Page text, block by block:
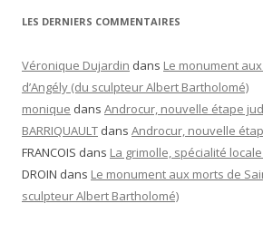
LES DERNIERS COMMENTAIRES
Véronique Dujardin dans Le monument
d’Angély (du sculpteur Albert Bartholomé)
monique dans Androcur, nouvelle étape
BARRIQUAULT dans Androcur, nouvelle
FRANCOIS dans La grimolle, spécialité
DROIN dans Le monument aux morts de
sculpteur Albert Bartholomé)